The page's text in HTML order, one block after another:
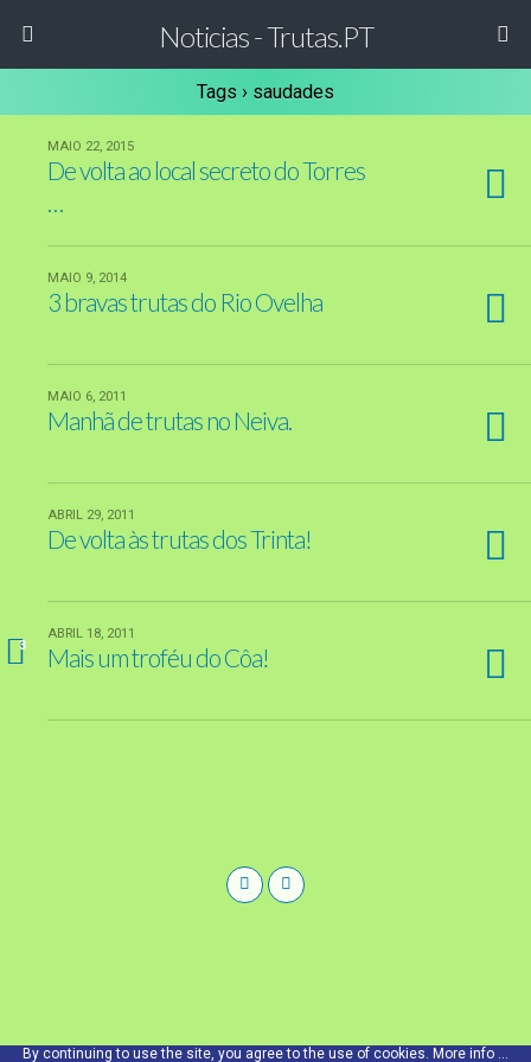
Noticias - Trutas.PT
Tags › saudades
MAIO 22, 2015
De volta ao local secreto do Torres
…
MAIO 9, 2014
3 bravas trutas do Rio Ovelha
MAIO 6, 2011
Manhã de trutas no Neiva.
ABRIL 29, 2011
De volta às trutas dos Trinta!
3
ABRIL 18, 2011
Mais um troféu do Côa!
By continuing to use the site, you agree to the use of cookies. More info ...